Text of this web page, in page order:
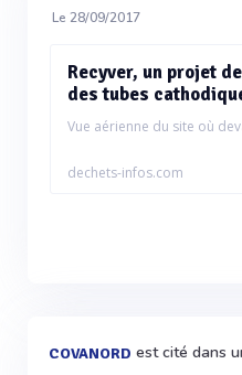
Le 28/09/2017
Recyver, un projet
des tubes
Vue aérienne du site où
dechets-infos.com
COVANORD est cité dans